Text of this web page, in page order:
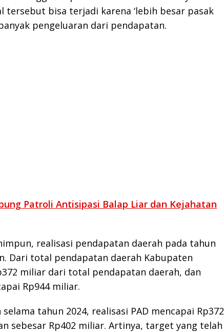
tersebut bisa terjadi karena ‘lebih besar pasak
pengeluaran dari pendapatan.
Patroli Antisipasi Balap Liar dan Kejahatan
realisasi pendapatan daerah pada tahun
Dari total pendapatan daerah Kabupaten
miliar dari total pendapatan daerah, dan
Rp944 miliar.
tahun 2024, realisasi PAD mencapai Rp372
sebesar Rp402 miliar. Artinya, target yang telah